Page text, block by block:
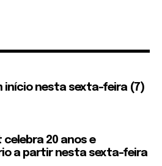
início nesta sexta-feira (7)
celebra 20 anos e
a partir nesta sexta-feira